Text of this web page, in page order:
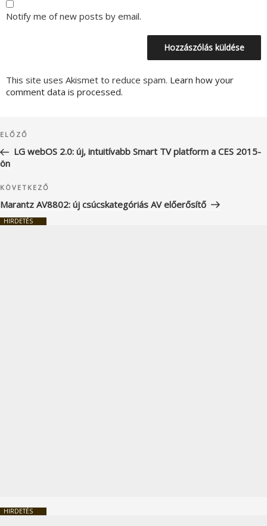
Notify me of new posts by email.
This site uses Akismet to reduce spam. Learn how your
comment data is processed.
navigáció
Korábbi
bejegyzés
ELŐZŐ
LG webOS 2.0: új, intuitívabb Smart TV platform a CES 2015-
ön
Következő
bejegyzés
KÖVETKEZŐ
Marantz AV8802: új csúcskategóriás AV előerősítő
HIRDETÉS
HIRDETÉS